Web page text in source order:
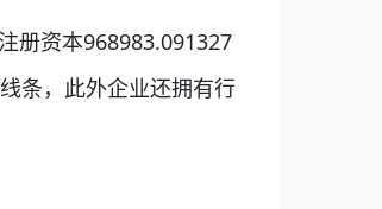
册资本968983.091327
条，此外企业还拥有行